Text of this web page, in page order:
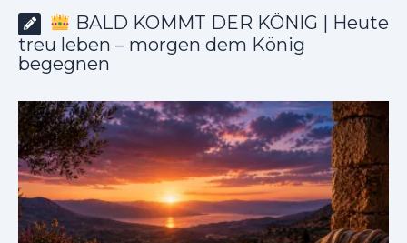
BALD KOMMT DER KÖNIG | Heute
treu leben – morgen dem König
begegnen